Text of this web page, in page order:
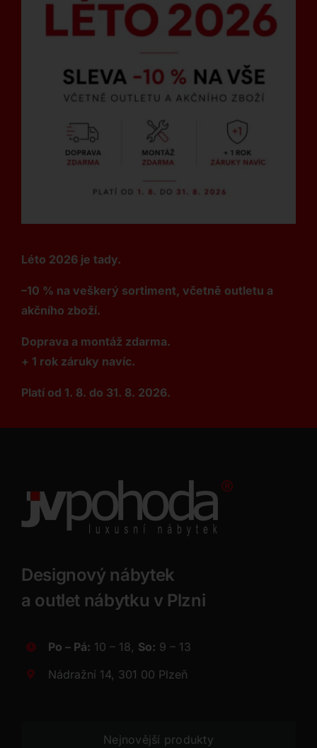
Léto 2026 je tady.
–10 % na veškerý sortiment, včetně outletu a
akčního zboží.
Doprava a montáž zdarma.
+ 1 rok záruky navíc.
Platí od 1. 8. do 31. 8. 2026.
Designový nábytek
a outlet nábytku v Plzni
Po – Pá: 10 – 18, So: 9 – 13
Nádražní 14, 301 00 Plzeň
Nejnovější produkty